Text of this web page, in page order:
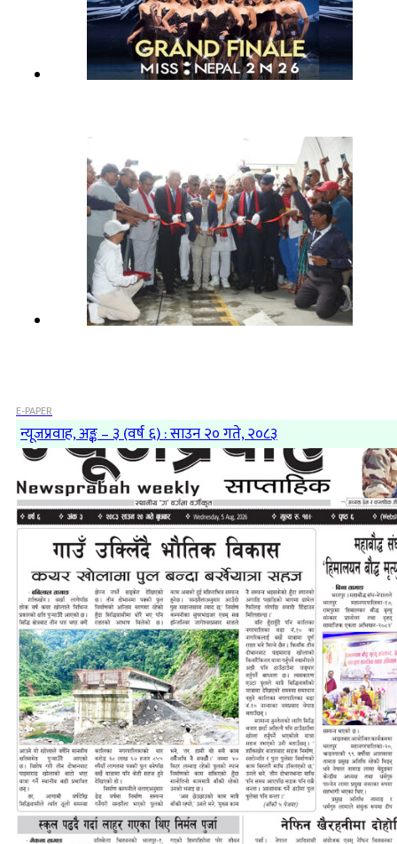
E-PAPER
न्यूजप्रवाह, अङ्क – ३ (वर्ष ६) : साउन २० गते, २०८३